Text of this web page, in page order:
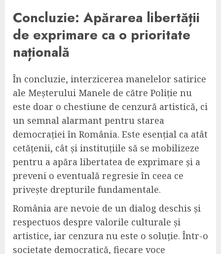
Concluzie: Apărarea libertății
de exprimare ca o prioritate
națională
În concluzie, interzicerea manelelor satirice
ale Meșterului Manele de către Poliție nu
este doar o chestiune de cenzură artistică, ci
un semnal alarmant pentru starea
democrației în România. Este esențial ca atât
cetățenii, cât și instituțiile să se mobilizeze
pentru a apăra libertatea de exprimare și a
preveni o eventuală regresie în ceea ce
privește drepturile fundamentale.
România are nevoie de un dialog deschis și
respectuos despre valorile culturale și
artistice, iar cenzura nu este o soluție. Într-o
societate democratică, fiecare voce